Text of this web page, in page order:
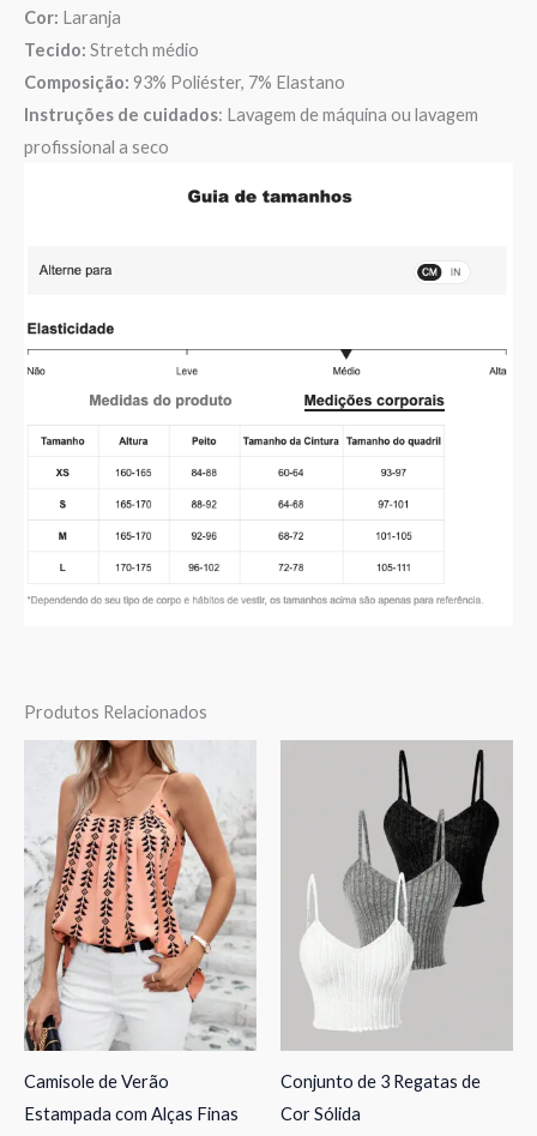
Cor: Laranja
Tecido: Stretch médio
Composição: 93% Poliéster, 7% Elastano
Instruções de cuidados: Lavagem de máquina ou lavagem
profissional a seco
Produtos Relacionados
Camisole de Verão
Estampada com Alças Finas
Conjunto de 3 Regatas de
Cor Sólida